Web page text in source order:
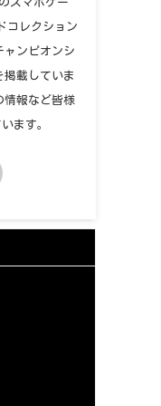
コレクション
ンピオンシ
載していま
情報など皆様
ます。